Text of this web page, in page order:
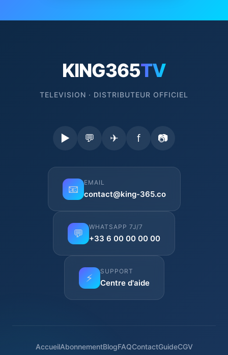
KING365TV
TELEVISION · DISTRIBUTEUR OFFICIEL
▶ 💬 ✈ f 📷
📧
EMAIL
contact@king-365.co
💬
WHATSAPP 7J/7
+33 6 00 00 00 00
⚡
SUPPORT
Centre d'aide
AccueilAbonnementBlogFAQContactGuideCGV